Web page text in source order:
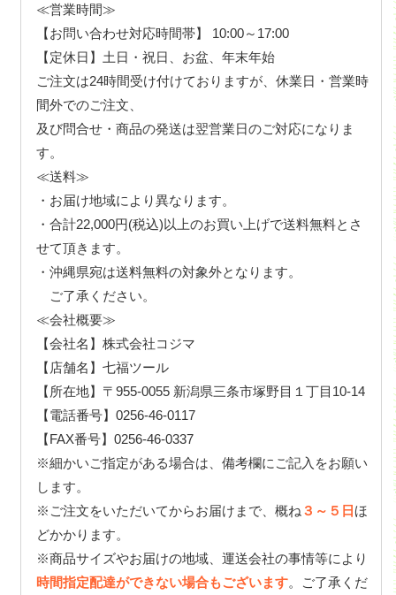
≪営業時間≫
【お問い合わせ対応時間帯】 10:00～17:00
【定休日】土日・祝日、お盆、年末年始
ご注文は24時間受け付けておりますが、休業日・営業時
間外でのご注文、
及び問合せ・商品の発送は翌営業日のご対応になりま
す。
≪送料≫
・お届け地域により異なります。
・合計22,000円(税込)以上のお買い上げで送料無料とさ
せて頂きます。
・沖縄県宛は送料無料の対象外となります。
ご了承ください。
≪会社概要≫
【会社名】株式会社コジマ
【店舗名】七福ツール
【所在地】〒955-0055 新潟県三条市塚野目１丁目10-14
【電話番号】0256-46-0117
【FAX番号】0256-46-0337
※細かいご指定がある場合は、備考欄にご記入をお願い
します。
※ご注文をいただいてからお届けまで、概ね ３～５日ほ
どかかります。
※商品サイズやお届けの地域、運送会社の事情等により
時間指定配達ができない場合もございます。ご了承くだ